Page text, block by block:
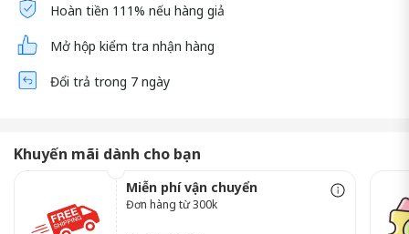
Hoàn tiền 111% nếu hàng giả
Mở hộp kiểm tra nhận hàng
Đổi trả trong 7 ngày
Khuyến mãi dành cho bạn
Miễn phí vận chuyển
Đơn hàng từ 300k